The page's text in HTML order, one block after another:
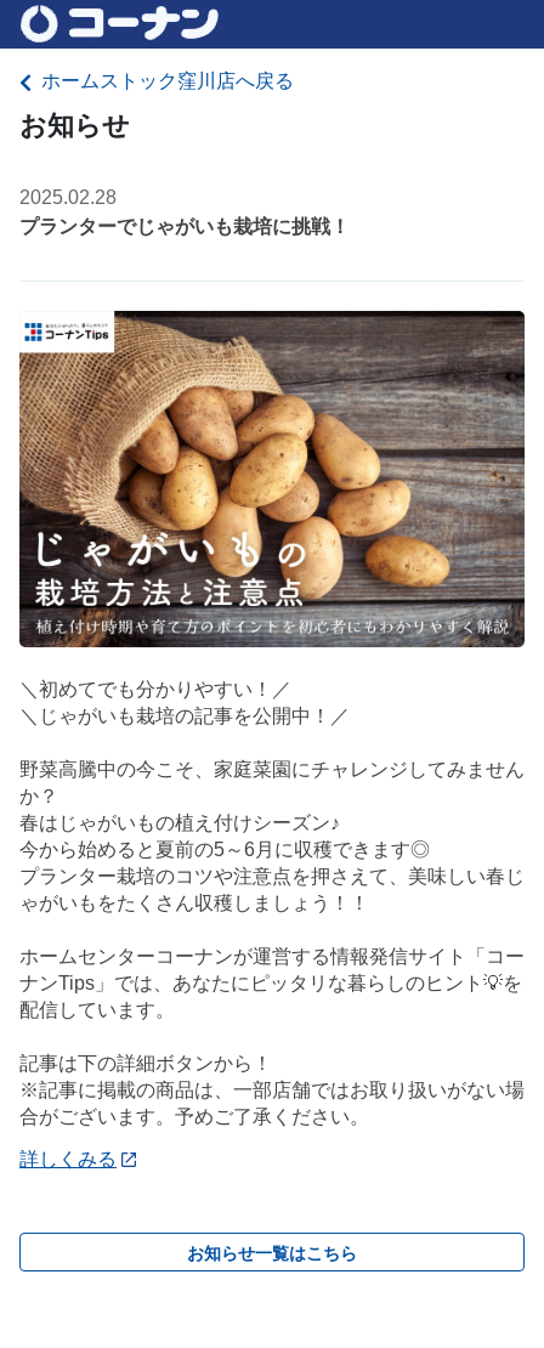
ホームストック窪川店へ戻る
お知らせ
2025.02.28
プランターでじゃがいも栽培に挑戦！
＼初めてでも分かりやすい！／
＼じゃがいも栽培の記事を公開中！／
野菜高騰中の今こそ、家庭菜園にチャレンジしてみません
か？
春はじゃがいもの植え付けシーズン♪
今から始めると夏前の5～6月に収穫できます◎
プランター栽培のコツや注意点を押さえて、美味しい春じ
ゃがいもをたくさん収穫しましょう！！
ホームセンターコーナンが運営する情報発信サイト「コー
ナンTips」では、あなたにピッタリな暮らしのヒント💡を
配信しています。
記事は下の詳細ボタンから！
※記事に掲載の商品は、一部店舗ではお取り扱いがない場
合がございます。予めご了承ください。
詳しくみる
お知らせ一覧はこちら